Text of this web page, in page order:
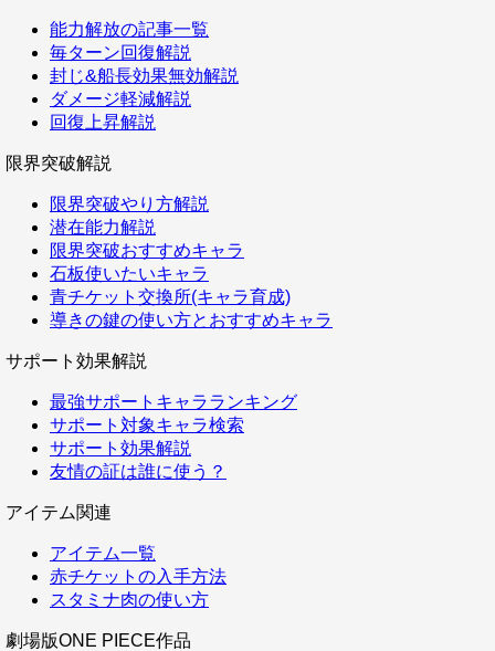
能力解放の記事一覧
毎ターン回復解説
封じ&船長効果無効解説
ダメージ軽減解説
回復上昇解説
限界突破解説
限界突破やり方解説
潜在能力解説
限界突破おすすめキャラ
石板使いたいキャラ
青チケット交換所(キャラ育成)
導きの鍵の使い方とおすすめキャラ
サポート効果解説
最強サポートキャラランキング
サポート対象キャラ検索
サポート効果解説
友情の証は誰に使う？
アイテム関連
アイテム一覧
赤チケットの入手方法
スタミナ肉の使い方
劇場版ONE PIECE作品